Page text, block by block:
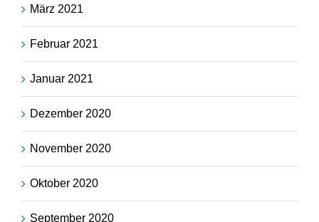
März 2021
Februar 2021
Januar 2021
Dezember 2020
November 2020
Oktober 2020
September 2020